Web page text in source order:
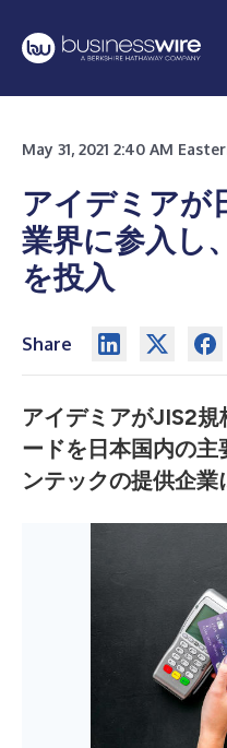
May 31, 2021 2:40 AM
アイデミアが
業界に参入し
を投入
Share
アイデミアがJIS2
ードを日本国内の主
ンテックの提供企業